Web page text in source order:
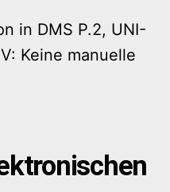
in DMS P.2, UNI-
Keine manuelle